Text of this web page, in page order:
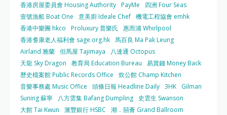
香港房屋委員會 Housing Authority PayMe
四洲 Four Seas
壹號漁船 Boat One
意美廚 Ideale Chef 機電工程協會 emhk
香港中樂團 hkco
Proluxury 普樂氏
惠而浦 Whirlpool
香港耆康老人福利會 sage.org.hk 馬百良 Ma Pak Leung
Airland 雅蘭 但馬屋 Tajimaya
八達通 Octopus
天龍 Sky Dragon
教育局 Education Bureau
易賞錢 Money Back
歷史檔案館 Public Records Office
炊公館 Champ Kitchen
音樂事務處 Music Office
頭條日報 Headline Daily 3HK
Gilman
Suning 蘇寧
八方雲集 Bafang Dumpling
史雲生 Swanson
大館 Tai Kwun
滙豐銀行 HSBC
潮．囍薈 Grand Ballroom